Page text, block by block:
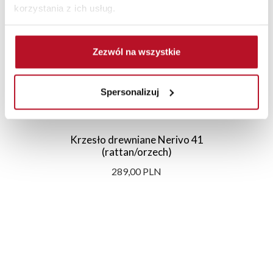
korzystania z ich usług.
Zezwól na wszystkie
Spersonalizuj
Krzesło drewniane Nerivo 41
(rattan/orzech)
289,00 PLN